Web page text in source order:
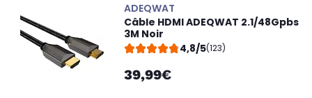
ADEQWAT
Câble HDMI ADEQWAT 2.1/48Gpbs
3M Noir
4,8/5(123)
39,99€